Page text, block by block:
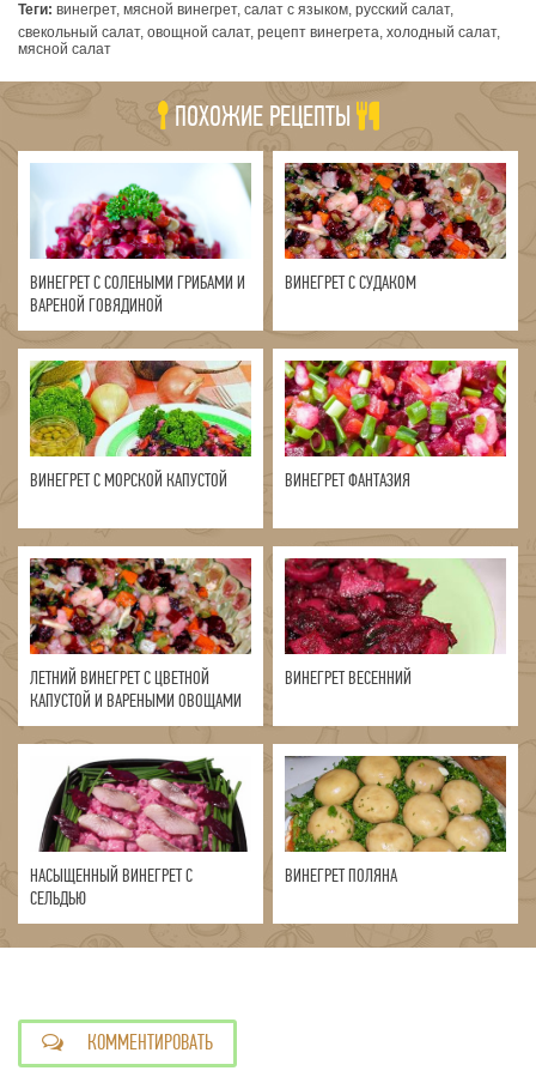
Теги: винегрет, мясной винегрет, салат с языком, русский салат,
свекольный салат, овощной салат, рецепт винегрета, холодный салат,
мясной салат
ПОХОЖИЕ РЕЦЕПТЫ
ВИНЕГРЕТ С СОЛЕНЫМИ ГРИБАМИ И
ВАРЕНОЙ ГОВЯДИНОЙ
ВИНЕГРЕТ С СУДАКОМ
ВИНЕГРЕТ С МОРСКОЙ КАПУСТОЙ ВИНЕГРЕТ ФАНТАЗИЯ
ЛЕТНИЙ ВИНЕГРЕТ С ЦВЕТНОЙ
КАПУСТОЙ И ВАРЕНЫМИ ОВОЩАМИ
ВИНЕГРЕТ ВЕСЕННИЙ
НАСЫЩЕННЫЙ ВИНЕГРЕТ С
СЕЛЬДЬЮ
ВИНЕГРЕТ ПОЛЯНА
КОММЕНТИРОВАТЬ